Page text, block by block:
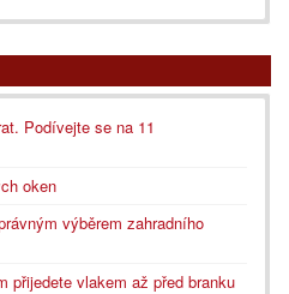
Podívejte se na 11
oken
výběrem zahradního
přijedete vlakem až před branku